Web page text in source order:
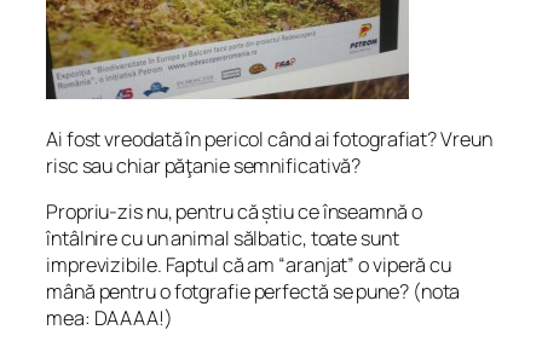
Ai fost vreodată în pericol când ai fotografiat? Vreun
risc sau chiar păţanie semnificativă?
Propriu-zis nu, pentru căștiu ce înseamnă o
întâlnire cu un animal sălbatic, toate sunt
imprevizibile. Faptul că am “aranjat” o viperă cu
mână pentru o fotgrafie perfectă se pune?(nota
mea: DAAAA!)